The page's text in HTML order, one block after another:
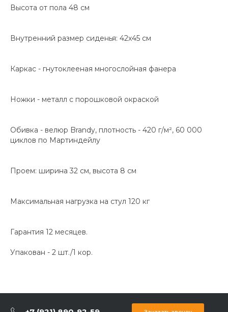
Высота от пола 48 см
Внутренний размер сиденья: 42х45 см
Каркас - гнутоклееная многослойная фанера
Ножки - металл с порошковой окраской
Обивка - велюр Brandy, плотность - 420 г/м², 60 000
циклов по Мартиндейлу
Проем: ширина 32 см, высота 8 см
Максимальная нагрузка на стул 120 кг
Гарантия 12 месяцев.
Упакован - 2 шт./1 кор.